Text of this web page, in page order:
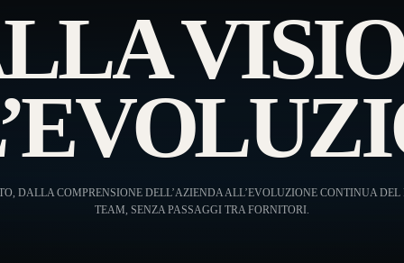
DALLA COMPRENSIONE DELL’AZIENDA ALL’EVOLUZIONE CONTINUA
TEAM, SENZA PASSAGGI TRA FORNITORI.